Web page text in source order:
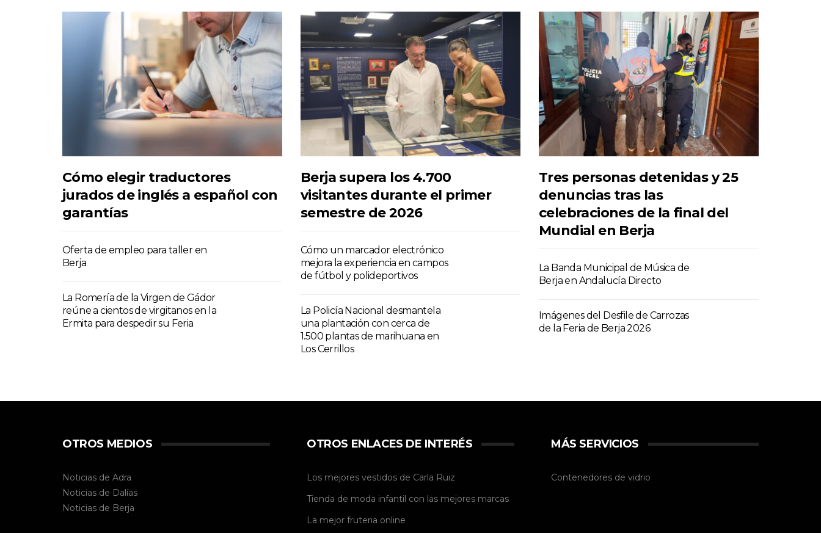
Cómo elegir traductores
jurados de inglés a español con
garantías
Oferta de empleo para taller en
Berja
La Romería de la Virgen de Gádor
reúne a cientos de virgitanos en la
Ermita para despedir su Feria
Berja supera los 4.700
visitantes durante el primer
semestre de 2026
Cómo un marcador electrónico
mejora la experiencia en campos
de fútbol y polideportivos
La Policía Nacional desmantela
una plantación con cerca de
1.500 plantas de marihuana en
Los Cerrillos
Tres personas detenidas y 25
denuncias tras las
celebraciones de la final del
Mundial en Berja
La Banda Municipal de Música de
Berja en Andalucía Directo
Imágenes del Desfile de Carrozas
de la Feria de Berja 2026
OTROS MEDIOS
Noticias de Adra
Noticias de Dalías
Noticias de Berja
OTROS ENLACES DE INTERÉS
Los mejores vestidos de Carla Ruiz
Tienda de moda infantil con las mejores marcas
La mejor fruteria online
MÁS SERVICIOS
Contenedores de vidrio